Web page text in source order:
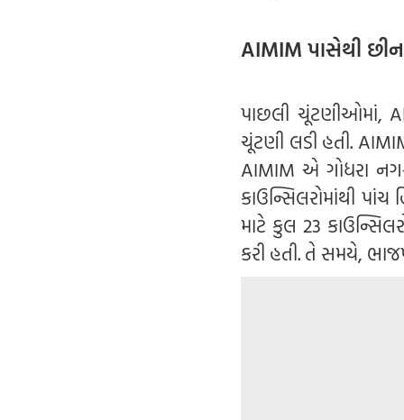
AIMIM પાસેથી
પાછલી ચૂંટણીઓમાં,
ચૂંટણી લડી હતી.
AIMIM એ ગોધરા
કાઉન્સિલરોમાંથી
માટે કુલ 23
કરી હતી. તે સમયે,